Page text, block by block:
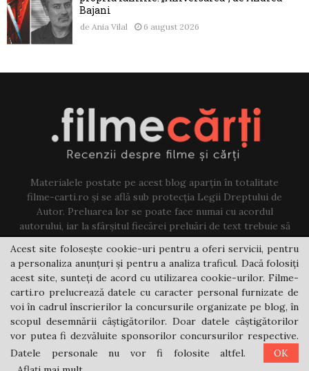
Bajani
de Ania Vilal 6 august 2026
Materialele postate pe acest blog aparțin în totalitate
filme-carti.ro și se află sub protecția Legii Dreptului de
Autor. Preluarea lor se poate face numai cu acordul
autorului, iar la sfârșitul fiecărei preluări de text trebuie să
existe un link către acest blog.
Contact us:jovi@filme-carti.ro
Acest site folosește cookie-uri pentru a oferi servicii, pentru
a personaliza anunțuri și pentru a analiza traficul. Dacă folosiți
acest site, sunteți de acord cu utilizarea cookie-urilor. Filme-
carti.ro prelucrează datele cu caracter personal furnizate de
voi în cadrul înscrierilor la concursurile organizate pe blog, în
scopul desemnării câștigătorilor. Doar datele câștigătorilor
vor putea fi dezvăluite sponsorilor concursurilor respective.
Datele personale nu vor fi folosite altfel.
OK